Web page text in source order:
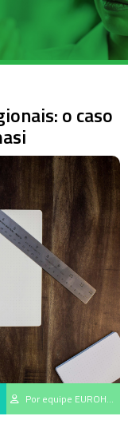
o caso
Por equipe EUROHub*